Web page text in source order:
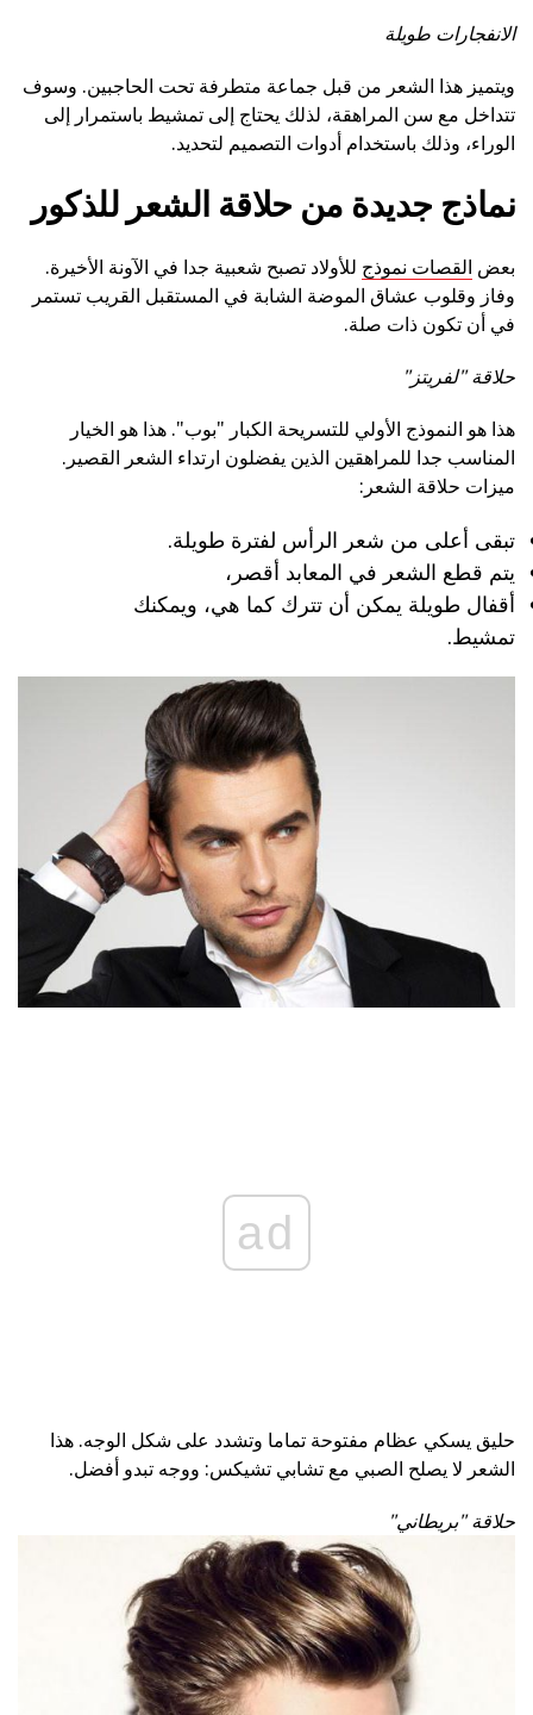
الانفجارات طويلة
ويتميز هذا الشعر من قبل جماعة متطرفة تحت الحاجبين. وسوف
تتداخل مع سن المراهقة، لذلك يحتاج إلى تمشيط باستمرار إلى
الوراء، وذلك باستخدام أدوات التصميم لتحديد.
نماذج جديدة من حلاقة الشعر للذكور
بعض القصات نموذج للأولاد تصبح شعبية جدا في الآونة الأخيرة.
وفاز وقلوب عشاق الموضة الشابة في المستقبل القريب تستمر
في أن تكون ذات صلة.
حلاقة "لفريتز"
هذا هو النموذج الأولي للتسريحة الكبار "بوب". هذا هو الخيار
المناسب جدا للمراهقين الذين يفضلون ارتداء الشعر القصير.
ميزات حلاقة الشعر:
تبقى أعلى من شعر الرأس لفترة طويلة.
يتم قطع الشعر في المعابد أقصر،
أقفال طويلة يمكن أن تترك كما هي، ويمكنك
تمشيط.
ad
حليق يسكي عظام مفتوحة تماما وتشدد على شكل الوجه. هذا
الشعر لا يصلح الصبي مع تشابي تشيكس: ووجه تبدو أفضل.
حلاقة "بريطاني"